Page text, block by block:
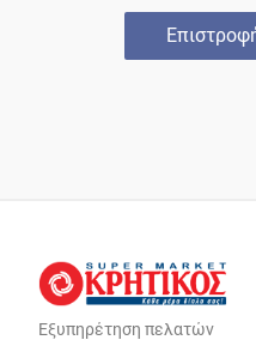
Εξυπηρέτηση πελατών